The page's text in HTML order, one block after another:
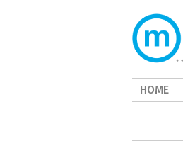
HOME